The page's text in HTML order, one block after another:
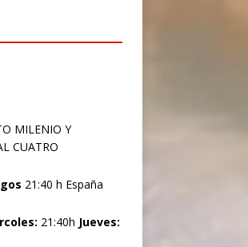
MILENIO Y
CUATRO
21:40 h España
21:40h Jueves: